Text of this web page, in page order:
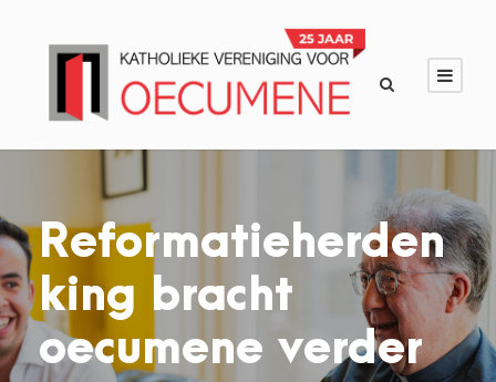
Reformatieherden
king bracht
oecumene verder